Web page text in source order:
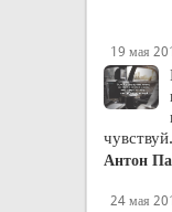
19 мая
чувствуй.
Антон
24 мая